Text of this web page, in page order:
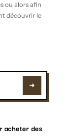
ou alors afin
découvrir le
acheter des